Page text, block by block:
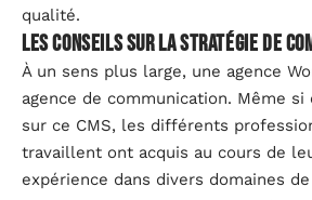
qualité.
Les conseils sur la stratégie de
À un sens plus large, une agence
agence de communication. Même
sur ce CMS, les différents
travaillent ont acquis au cours de
expérience dans divers domaines